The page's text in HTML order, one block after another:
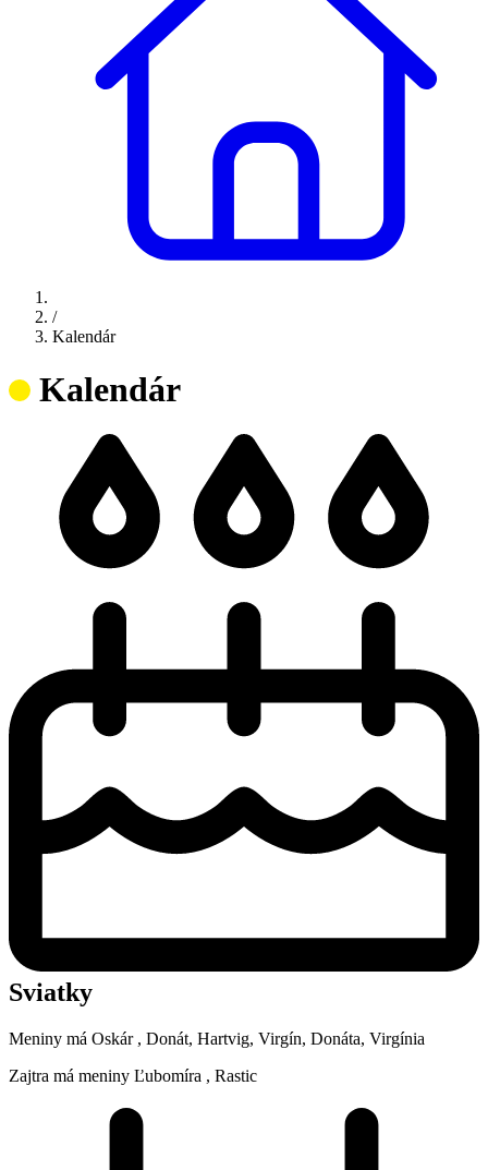
/
Kalendár
Kalendár
Sviatky
Meniny má Oskár , Donát, Hartvig, Virgín, Donáta, Virgínia
Zajtra má meniny Ľubomíra , Rastic